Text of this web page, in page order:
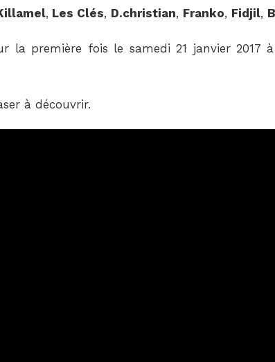
, Les Clés, D.christian, Franko, Fidjil,
la première fois le samedi 21 janvier 2017
à découvrir.